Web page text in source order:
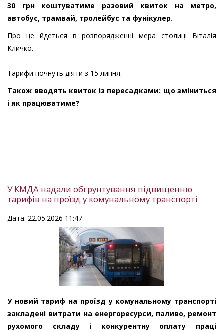
30 грн коштуватиме разовий квиток на метро,
автобус, трамвай, тролейбус та фунікулер.
Про це йдеться в розпорядженні мера столиці Віталія
Кличко.
Тарифи почнуть діяти з 15 липня.
Також вводять квиток із пересадками: що зміниться
і як працюватиме?
У КМДА надали обгрунтування підвищенню
тарифів на проїзд у комунальному транспорті
Дата: 22.05.2026 11:47
У новий тариф на проїзд у комунальному транспорті
закладені витрати на енергоресурси, паливо, ремонт
рухомого складу і конкурентну оплату праці